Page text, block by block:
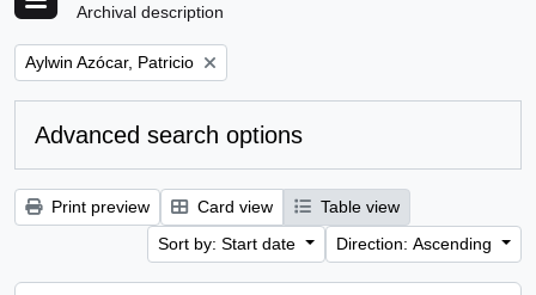
Archival description
Remove filter:
Aylwin Azócar, Patricio
Advanced search options
Print preview Card view
Table view
Sort by: Start date
Direction: Ascending